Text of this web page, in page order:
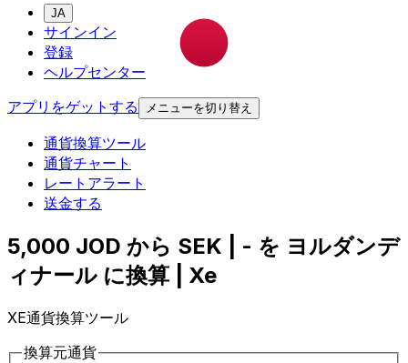
JA
サインイン
登録
ヘルプセンター
アプリをゲットする
メニューを切り替え
通貨換算ツール
通貨チャート
レートアラート
送金する
5,000 JOD から SEK | - を ヨルダンデ
ィナール に換算 | Xe
XE通貨換算ツール
換算元通貨